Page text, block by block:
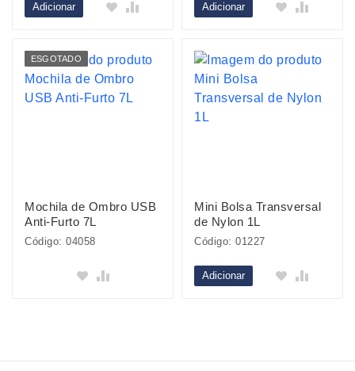
Adicionar Adicionar
ESGOTADO
Mochila de Ombro USB
Anti-Furto 7L
Código: 04058
Mini Bolsa Transversal
de Nylon 1L
Código: 01227
Adicionar